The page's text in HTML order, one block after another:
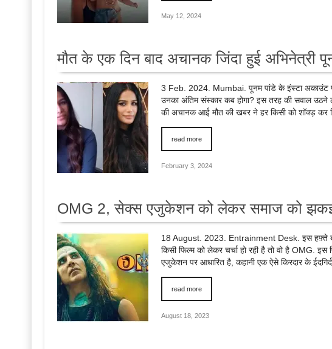
May 12, 2024
मौत के एक दिन बाद अचानक जिंदा हुई अभिनेत्री
3 Feb. 2024. Mumbai. पूनम पांडे के इंस्टा अकाउंट
उनका अंतिम संस्कार कब होगा? इस तरह की सवाल उठने
की अचानक आई मौत की खबर ने हर किसी को शॉक्ड़ कर
read more
February 3, 2024
OMG 2, सेक्स एजुकेशन को लेकर समाज को
18 August. 2023. Entrainment Desk. इस हफ़्ते
किसी फिल्म को लेकर चर्चा हो रही है तो वो है OMG.
एजुकेशन पर आधारित है, कहानी एक ऐसे किरदार के
read more
August 18, 2023